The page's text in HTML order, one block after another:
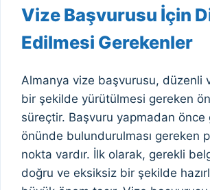
Vize Başvurusu İçin
Edilmesi Gerekenler
Almanya vize başvurusu, düzenli
bir şekilde yürütülmesi gereken
süreçtir. Başvuru yapmadan önce
önünde bulundurulması gereken
nokta vardır. İlk olarak, gerekli
doğru ve eksiksiz bir şekilde